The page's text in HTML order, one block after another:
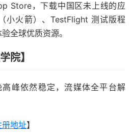
Store，下载中国区未上线的应
小火箭）、TestFlight 测试版程
全球优质资源。
院】
峰依然稳定，流媒体全平台解
地址】